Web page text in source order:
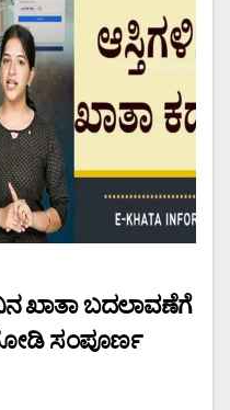
ಖಾತಾ ಬದಲಾವಣೆಗೆ
ಸಂಪೂರ್ಣ